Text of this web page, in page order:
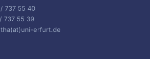
737 55 40
737 55 39
erfurt.de